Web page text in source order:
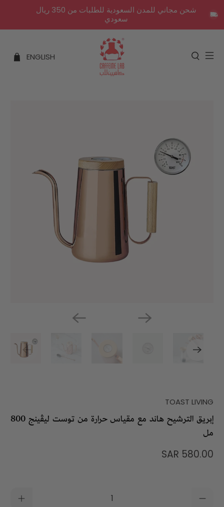
شحن مجاني للمدن السعودية للطلبات من 350 ريال
سعودي
ENGLISH
TOAST LIVING
إبريق الترشيح هاند مع مقياس حرارة من توست ليڤينج 800
مل
580.00 SAR